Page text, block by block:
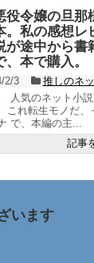
役令嬢の旦
。私の感想レ
が途中から
、本で購入。
2/3
推しのネ
人気のネット小
これ転生モノだ
で、本編の主...
記事
います